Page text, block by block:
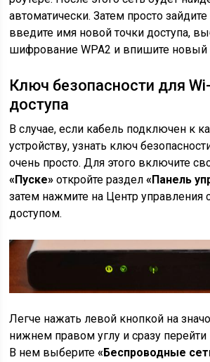
автоматически. Затем просто
введите имя новой точки доступа,
шифрование WPA2 и впишите новый
Ключ безопасности для
доступа
В случае, если кабель подключен к
устройству, узнать ключ
очень просто. Для этого включите
«Пуске»откройте раздел«Панель
затем нажмите на Центр
доступом.
Легче нажать левой кнопкой на
нижнем правом углу и сразу перейти
В нем выберите«Беспроводные